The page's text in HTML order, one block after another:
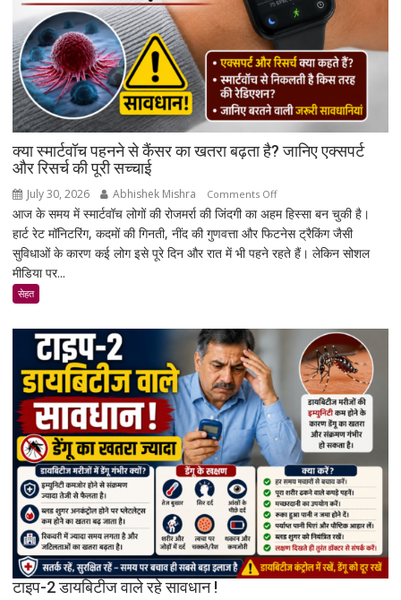
का
सशक्त
माध्यम
बनेगा
रेडियो
क्या स्मार्टवॉच पहनने से कैंसर का खतरा बढ़ता है? जानिए एक्सपर्ट
और रिसर्च की पूरी सच्चाई
July 30, 2026 Abhishek Mishra Comments Offon
क्या
स्मार्टवॉच
पहनने
खतरा
जानिए
एक्सपर्ट
और
रिसर्च
की
पूरी
सच्चाई
आज के समय में स्मार्टवॉच लोगों की रोजमर्रा की जिंदगी का अहम हिस्सा बन चुकी है।
हार्ट रेट मॉनिटरिंग, कदमों की गिनती, नींद की गुणवत्ता और फिटनेस ट्रैकिंग जैसी
सुविधाओं के कारण कई लोग इसे पूरे दिन और रात में भी पहने रहते हैं। लेकिन सोशल
मीडिया पर...
सेहत
टाइप-2 डायबिटीज वाले रहे सावधान !